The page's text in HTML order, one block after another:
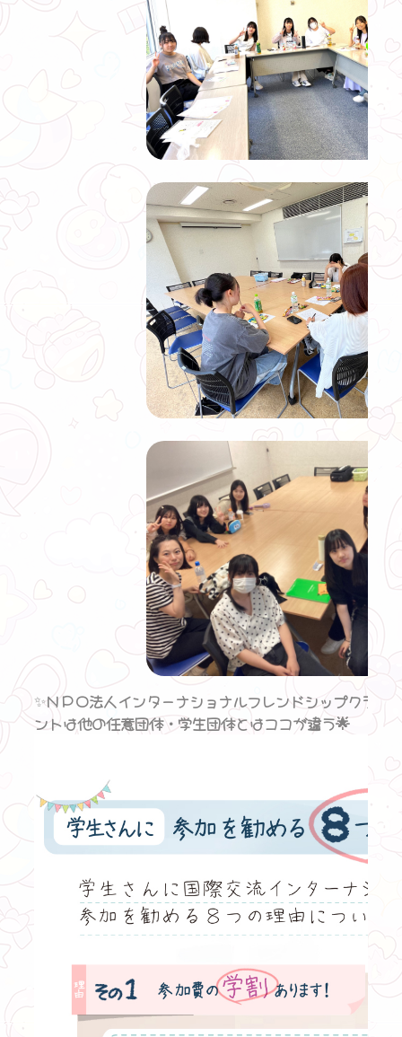
✨ＮＰＯ法人インターナショナルフレンドシップクラブ
ントは他の任意団体・学生団体とはココが違う🌟